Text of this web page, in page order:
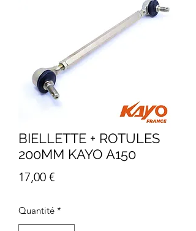
BIELLETTE + ROTULES
200MM KAYO A150
17,00 €Prix
Quantité *